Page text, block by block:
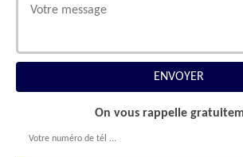
On vous rappelle